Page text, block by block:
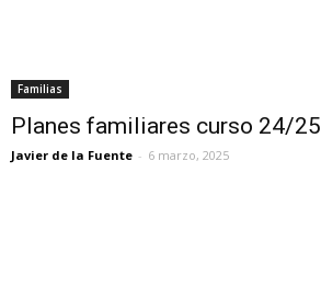
Familias
Planes familiares curso 24/25
Javier de la Fuente - 6 marzo, 2025